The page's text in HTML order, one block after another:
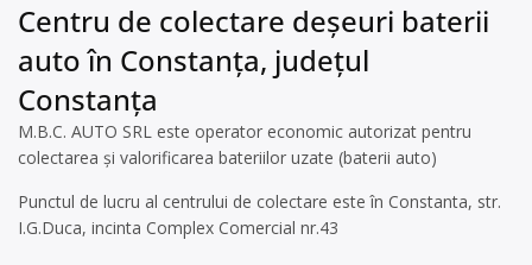
Centru de colectare deșeuri baterii
auto în Constanța, județul
Constanța
M.B.C. AUTO SRL este operator economic autorizat pentru
colectarea și valorificarea bateriilor uzate (baterii auto)
Punctul de lucru al centrului de colectare este în Constanta, str.
I.G.Duca, incinta Complex Comercial nr.43